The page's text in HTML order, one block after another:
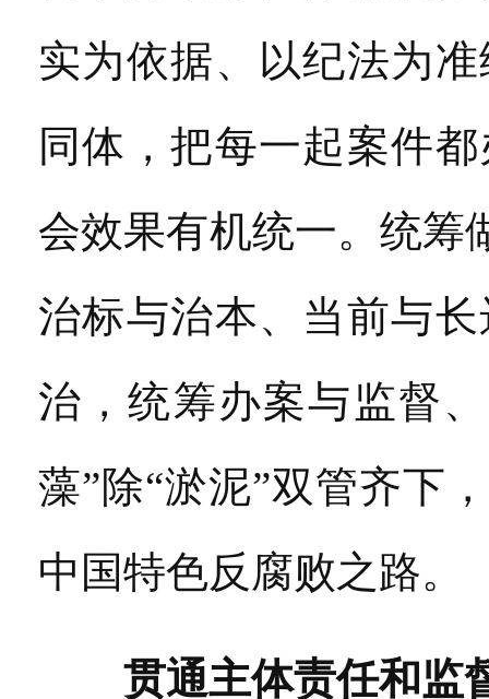
实为依据、以纪法为
同体，把每一起案件
会效果有机统一。统筹
治标与治本、当前与
治，统筹办案与监督
藻”除“淤泥”双管齐下
中国特色反腐败之路。
贯通主体责任和监